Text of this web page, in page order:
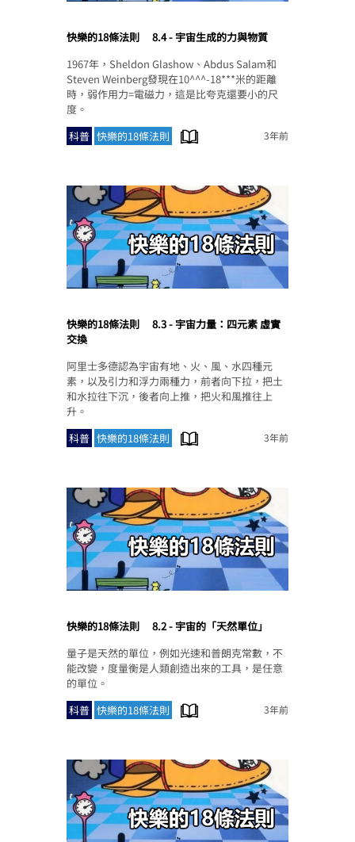
快樂的18條法則
8.4 - 宇宙生成的力與物質
1967年，Sheldon Glashow、Abdus Salam和
Steven Weinberg發現在10^^^-18***米的距離
時，弱作用力=電磁力，這是比夸克還要小的尺
度。
科普 快樂的18條法則 3年前
快樂的18條法則
8.3 - 宇宙力量：四元素 虛實
交換
阿里士多德認為宇宙有地、火、風、水四種元
素，以及引力和浮力兩種力，前者向下拉，把土
和水拉往下沉，後者向上推，把火和風推往上
升。
科普 快樂的18條法則 3年前
快樂的18條法則
8.2 - 宇宙的「天然單位」
量子是天然的單位，例如光速和普朗克常數，不
能改變，度量衡是人類創造出來的工具，是任意
的單位。
科普 快樂的18條法則 3年前